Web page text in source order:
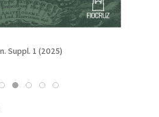
Suppl. 1 (2025)